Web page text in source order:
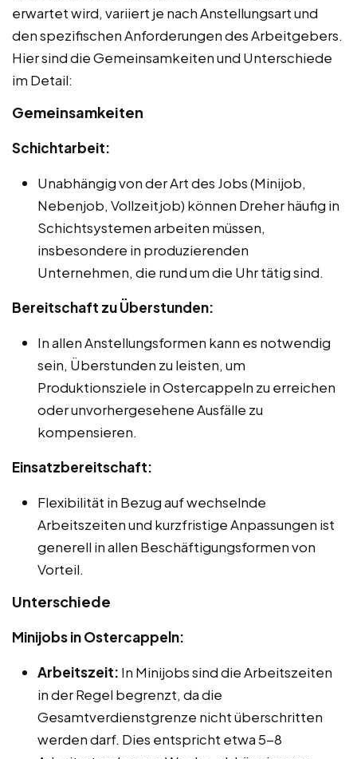
erwartet wird, variiert je nach Anstellungsart und
den spezifischen Anforderungen des Arbeitgebers.
Hier sind die Gemeinsamkeiten und Unterschiede
im Detail:
Gemeinsamkeiten
Schichtarbeit:
Unabhängig von der Art des Jobs (Minijob,
Nebenjob, Vollzeitjob) können Dreher häufig in
Schichtsystemen arbeiten müssen,
insbesondere in produzierenden
Unternehmen, die rund um die Uhr tätig sind.
Bereitschaft zu Überstunden:
In allen Anstellungsformen kann es notwendig
sein, Überstunden zu leisten, um
Produktionsziele in Ostercappeln zu erreichen
oder unvorhergesehene Ausfälle zu
kompensieren.
Einsatzbereitschaft:
Flexibilität in Bezug auf wechselnde
Arbeitszeiten und kurzfristige Anpassungen ist
generell in allen Beschäftigungsformen von
Vorteil.
Unterschiede
Minijobs in Ostercappeln:
Arbeitszeit: In Minijobs sind die Arbeitszeiten
in der Regel begrenzt, da die
Gesamtverdienstgrenze nicht überschritten
werden darf. Dies entspricht etwa 5-8